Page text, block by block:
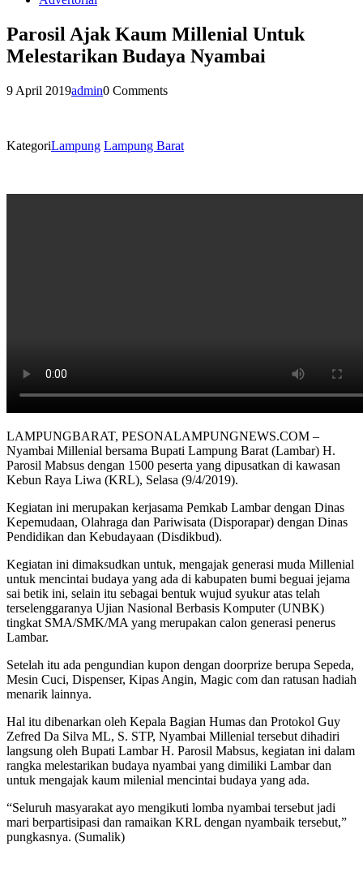
Parosil Ajak Kaum Millenial Untuk
Melestarikan Budaya Nyambai
9 April 2019admin0 Comments
KategoriLampung Lampung Barat
LAMPUNGBARAT, PESONALAMPUNGNEWS.COM –
Nyambai Millenial bersama Bupati Lampung Barat (Lambar) H.
Parosil Mabsus dengan 1500 peserta yang dipusatkan di kawasan
Kebun Raya Liwa (KRL), Selasa (9/4/2019).
Kegiatan ini merupakan kerjasama Pemkab Lambar dengan Dinas
Kepemudaan, Olahraga dan Pariwisata (Disporapar) dengan Dinas
Pendidikan dan Kebudayaan (Disdikbud).
Kegiatan ini dimaksudkan untuk, mengajak generasi muda Millenial
untuk mencintai budaya yang ada di kabupaten bumi beguai jejama
sai betik ini, selain itu sebagai bentuk wujud syukur atas telah
terselenggaranya Ujian Nasional Berbasis Komputer (UNBK)
tingkat SMA/SMK/MA yang merupakan calon generasi penerus
Lambar.
Setelah itu ada pengundian kupon dengan doorprize berupa Sepeda,
Mesin Cuci, Dispenser, Kipas Angin, Magic com dan ratusan hadiah
menarik lainnya.
Hal itu dibenarkan oleh Kepala Bagian Humas dan Protokol Guy
Zefred Da Silva ML, S. STP, Nyambai Millenial tersebut dihadiri
langsung oleh Bupati Lambar H. Parosil Mabsus, kegiatan ini dalam
rangka melestarikan budaya nyambai yang dimiliki Lambar dan
untuk mengajak kaum milenial mencintai budaya yang ada.
“Seluruh masyarakat ayo mengikuti lomba nyambai tersebut jadi
mari berpartisipasi dan ramaikan KRL dengan nyambaik tersebut,”
pungkasnya. (Sumalik)